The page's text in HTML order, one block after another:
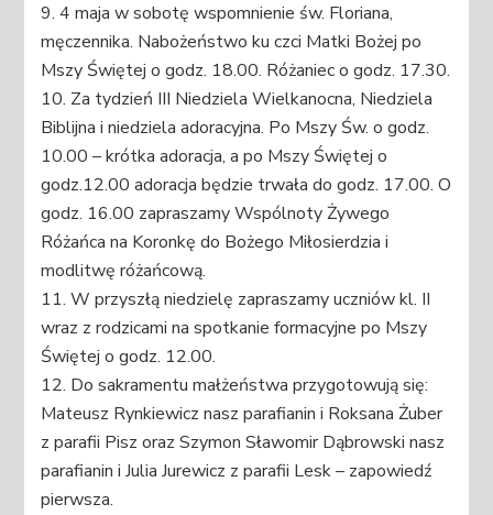
9. 4 maja w sobotę wspomnienie św. Floriana,
męczennika. Nabożeństwo ku czci Matki Bożej po
Mszy Świętej o godz. 18.00. Różaniec o godz. 17.30.
10. Za tydzień III Niedziela Wielkanocna, Niedziela
Biblijna i niedziela adoracyjna. Po Mszy Św. o godz.
10.00 – krótka adoracja, a po Mszy Świętej o
godz.12.00 adoracja będzie trwała do godz. 17.00. O
godz. 16.00 zapraszamy Wspólnoty Żywego
Różańca na Koronkę do Bożego Miłosierdzia i
modlitwę różańcową.
11. W przyszłą niedzielę zapraszamy uczniów kl. II
wraz z rodzicami na spotkanie formacyjne po Mszy
Świętej o godz. 12.00.
12. Do sakramentu małżeństwa przygotowują się:
Mateusz Rynkiewicz nasz parafianin i Roksana Żuber
z parafii Pisz oraz Szymon Sławomir Dąbrowski nasz
parafianin i Julia Jurewicz z parafii Lesk – zapowiedź
pierwsza.